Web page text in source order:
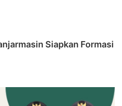
Siapkan Formasi